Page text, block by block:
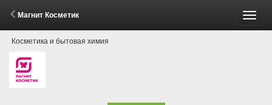
Магнит Косметик
Косметика и бытовая химия